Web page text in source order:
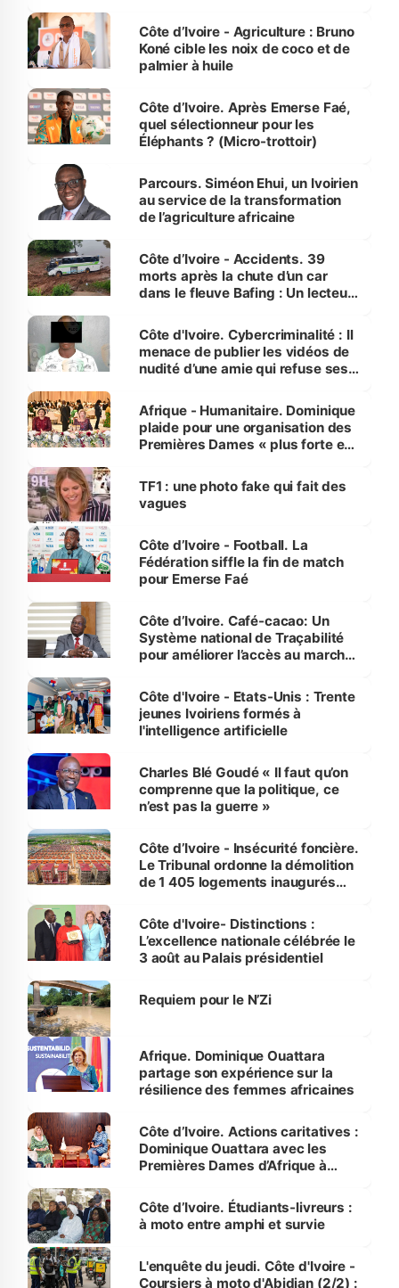
Côte d’Ivoire - Agriculture : Bruno
Koné cible les noix de coco et de
palmier à huile
Côte d’Ivoire. Après Emerse Faé,
quel sélectionneur pour les
Éléphants ? (Micro-trottoir)
Parcours. Siméon Ehui, un Ivoirien
au service de la transformation
de l’agriculture africaine
Côte d’Ivoire - Accidents. 39
morts après la chute d’un car
dans le fleuve Bafing : Un lecteur
des Transports
Côte d'Ivoire. Cybercriminalité : Il
menace de publier les vidéos de
nudité d’une amie qui refuse ses
Afrique - Humanitaire. Dominique
plaide pour une organisation des
Premières Dames « plus forte et
sur la scène internationale »
TF1 : une photo fake qui fait des
vagues
Côte d’Ivoire - Football. La
Fédération siffle la fin de match
pour Emerse Faé
Côte d’Ivoire. Café-cacao: Un
Système national de Traçabilité
pour améliorer l’accès au marché
Côte d'Ivoire - Etats-Unis : Trente
jeunes Ivoiriens formés à
l'intelligence artificielle
Charles Blé Goudé « Il faut qu’on
comprenne que la politique, ce
n’est pas la guerre »
Côte d’Ivoire - Insécurité foncière.
Le Tribunal ordonne la démolition
de 1 405 logements inaugurés
Bassam
Côte d'Ivoire- Distinctions :
L’excellence nationale célébrée le
3 août au Palais présidentiel
Requiem pour le N’Zi
Afrique. Dominique Ouattara
partage son expérience sur la
résilience des femmes africaines
Côte d’Ivoire. Actions caritatives :
Dominique Ouattara avec les
Premières Dames d’Afrique à
Côte d’Ivoire. Étudiants-livreurs :
à moto entre amphi et survie
L'enquête du jeudi. Côte d'Ivoire -
Coursiers à moto d'Abidjan (2/2) :